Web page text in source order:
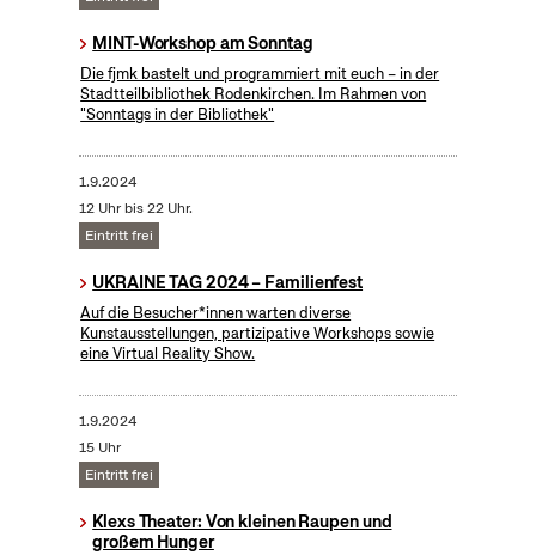
MINT-Workshop am Sonntag
Die fjmk bastelt und programmiert mit euch – in der
Stadtteilbibliothek Rodenkirchen. Im Rahmen von
"Sonntags in der Bibliothek"
1.9.2024
12 Uhr bis 22 Uhr.
Eintritt frei
UKRAINE TAG 2024 – Familienfest
Auf die Besucher*innen warten diverse
Kunstausstellungen, partizipative Workshops sowie
eine Virtual Reality Show.
1.9.2024
15 Uhr
Eintritt frei
Klexs Theater: Von kleinen Raupen und
großem Hunger